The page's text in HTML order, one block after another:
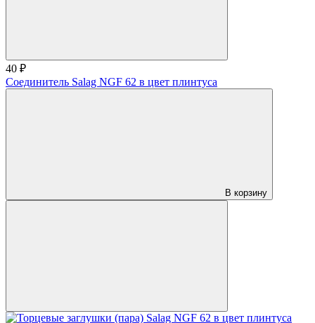
40 ₽
Соединитель Salag NGF 62 в цвет плинтуса
В корзину